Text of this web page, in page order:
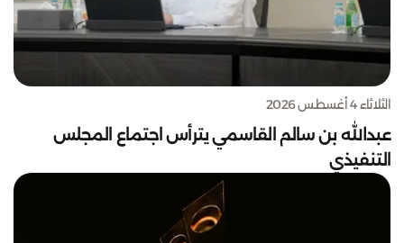
الثلاثاء 4 أغسطس 2026
عبدالله بن سالم القاسمي يترأس اجتماع المجلس
التنفيذي